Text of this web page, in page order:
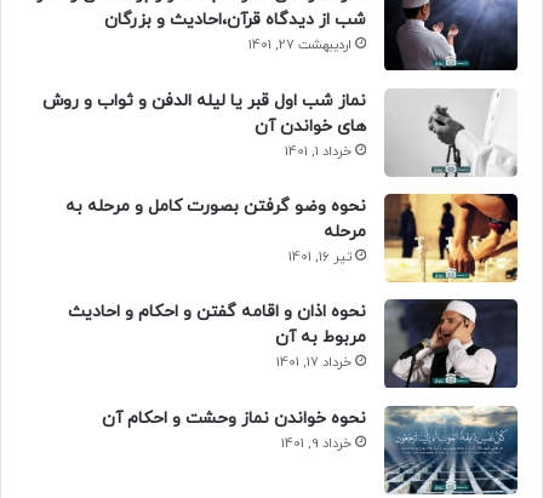
شب از دیدگاه قرآن،احادیث و بزرگان
اردیبهشت 27, 1401
نماز شب اول قبر یا لیله الدفن و ثواب و روش
های خواندن آن
خرداد 1, 1401
نحوه وضو گرفتن بصورت کامل و مرحله به
مرحله
تیر 16, 1401
نحوه اذان و اقامه گفتن و احکام و احادیث
مربوط به آن
خرداد 17, 1401
نحوه خواندن نماز وحشت و احکام آن
خرداد 9, 1401